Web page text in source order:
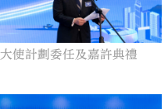
使計劃委任及嘉許典禮